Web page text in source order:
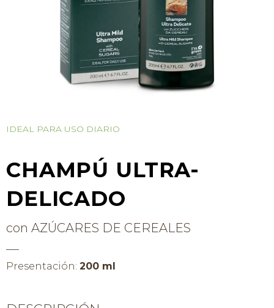
IDEAL PARA USO DIARIO
CHAMPÚ ULTRA-
DELICADO
con AZÚCARES DE CEREALES
Presentación: 200 ml